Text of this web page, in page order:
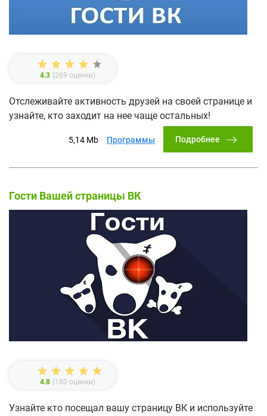
4.3 (269 оценки)
Отслеживайте активность друзей на своей странице и
узнайте, кто заходит на нее чаще остальных!
5,14 Mb Программы Подробнее
Гости Вашей страницы ВК
4.8 (180 оценки)
Узнайте кто посещал вашу страницу ВК и используйте